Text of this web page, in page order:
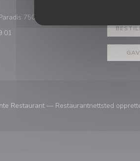
75010 Paris
01
Restaurant — Restaurantnettsted